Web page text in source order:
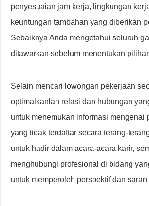
penyesuaian jam kerja, lingkungan
keuntungan tambahan yang diberikan
Sebaiknya Anda mengetahui seluruh
ditawarkan sebelum menentukan
Selain mencari lowongan pekerjaan
optimalkanlah relasi dan hubungan
untuk menemukan informasi mengenai
yang tidak terdaftar secara terang-
untuk hadir dalam acara-acara karir,
menghubungi profesional di bidang
untuk memperoleh perspektif dan